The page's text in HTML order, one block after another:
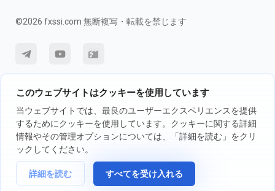
このウェブサイトはクッキーを使用しています
当ウェブサイトでは、最良のユーザーエクスペリエンスを提供
するためにクッキーを使用しています。クッキーに関する詳細
情報やその管理オプションについては、「詳細を読む」をクリ
ックしてください。
詳細を読む すべてを受け入れる
©2026 fxssi.com 無断複写・転載を禁じます
利用規約 プライバシーポリシー
リスク開示
クッキーポリシー
FXSSI LTDが運営するウェブサイト登録番号：13534801（イングラン
取引の前に、独立投資アドバイザーに相談し、取引に伴うリスクについて
完全に理解することをお勧めします。